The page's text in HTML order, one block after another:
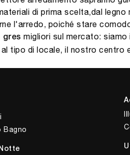
di prima scelta,dal
l'arredo, poiché stare
gres migliori sul mercato:
al tipo di locale, il nostro
Bagno